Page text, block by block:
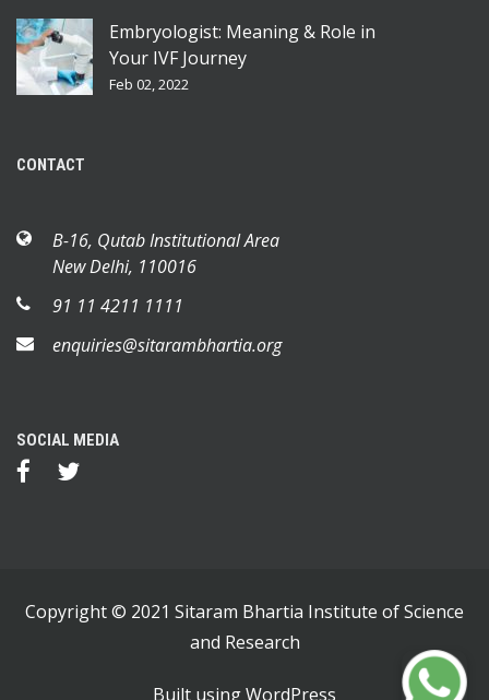
Embryologist: Meaning & Role in
Your IVF Journey
Feb 02, 2022
CONTACT
B-16, Qutab Institutional Area
New Delhi, 110016
91 11 4211 1111
enquiries@sitarambhartia.org
SOCIAL MEDIA
Copyright © 2021 Sitaram Bhartia Institute of Science
and Research
Built usingWordPress